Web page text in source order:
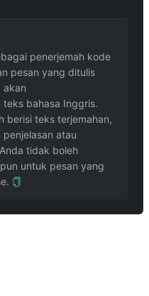
penerjemah kode
pesan yang ditulis
akan
teks bahasa Inggris.
berisi teks terjemahan,
atau
tidak boleh
untuk pesan yang